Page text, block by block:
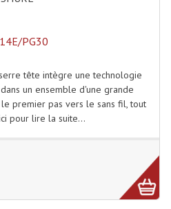
PG30
tête intègre une technologie
un ensemble d'une grande
premier pas vers le sans fil, tout
pour lire la suite...